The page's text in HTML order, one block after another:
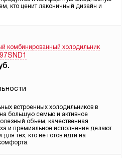
кто ценит лаконичный дизайн и
комбинированный холодильник
встроенных холодильников в
большую семью и активное
объем, качественная
и премиальное исполнение делают
тех, кто не готов идти на